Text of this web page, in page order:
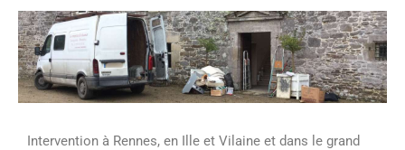
Intervention à Rennes, en Ille et Vilaine et dans le grand